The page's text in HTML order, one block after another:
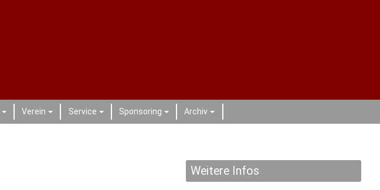
+ +
Verein
+
Service
+
Sponsoring
+
Archiv
Weitere Infos